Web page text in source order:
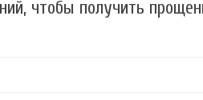
чтобы получить